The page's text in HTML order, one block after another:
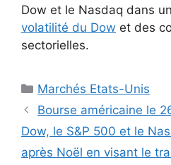
Dow et le Nasdaq dans
volatilité du Dow et des
sectorielles.
Catégories
Marchés Etats-Unis
Bourse américaine le
Dow, le S&P 500 et le
après Noël en visant le